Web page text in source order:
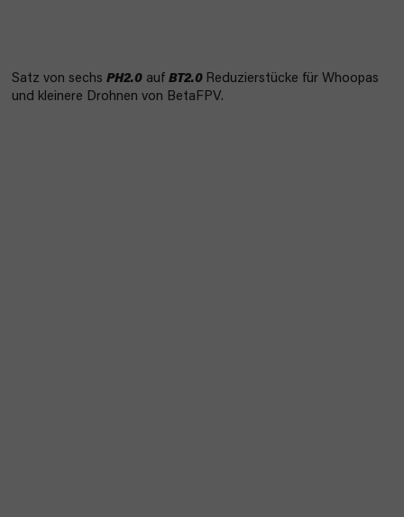
Satz von sechs PH2.0 auf BT2.0 Reduzierstücke für Whoopas
und kleinere Drohnen von BetaFPV.